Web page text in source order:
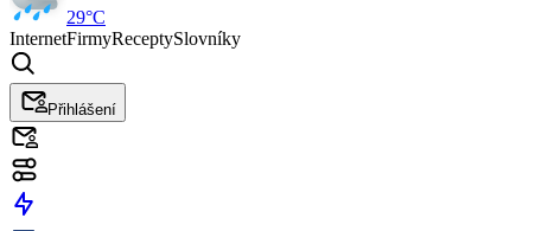
29°C
InternetFirmyReceptySlovníky
Přihlášení